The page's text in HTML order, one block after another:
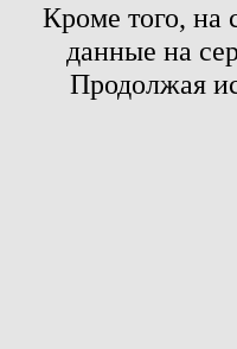
Кроме того, на
данные на
Продолжая